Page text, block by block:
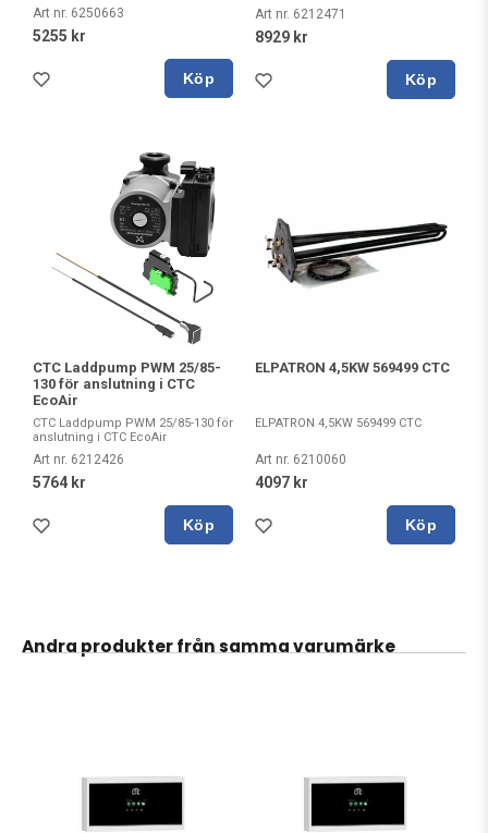
Art nr. 6250663
5255 kr
Köp
Art nr. 6212471
8929 kr
Köp
CTC Laddpump PWM 25/85-
130 för anslutning i CTC
EcoAir
CTC Laddpump PWM 25/85-130 för
anslutning i CTC EcoAir
Art nr. 6212426
5764 kr
Köp
ELPATRON 4,5KW 569499 CTC
ELPATRON 4,5KW 569499 CTC
Art nr. 6210060
4097 kr
Köp
Andra produkter från samma varumärke